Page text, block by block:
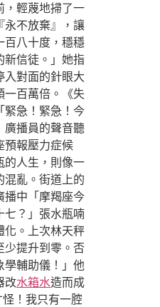
，輕蔑地掃了一
不放棄』，讓
百八十度，穩穩
信徒。」她指
入對面的針眼大
一百萬倍。《失
緊急！緊急！今
廣播員的聲音聽
預報壓力症候
的人生，則像一
混亂。街道上的
播中「摩羯座今
七？」張水瓶喃
化。上次林天秤
少提升到零。否
學輔助儀！」他
改水箱水造而成
！我只有一腔